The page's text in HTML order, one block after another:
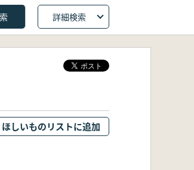
詳細検索
ほしいものリストに追加